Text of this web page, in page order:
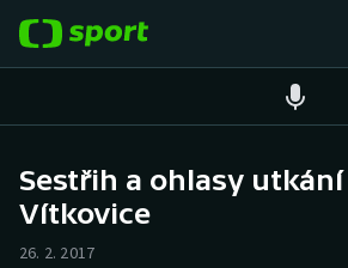
Hokej
Sestřih a ohlasy
Vítkovice
26. 2. 2017